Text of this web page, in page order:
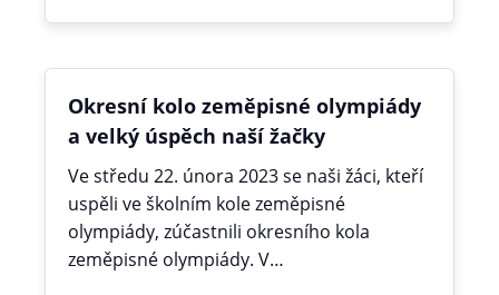
Okresní kolo zeměpisné olympiády
a velký úspěch naší žačky
Ve středu 22. února 2023 se naši žáci, kteří
uspěli ve školním kole zeměpisné
olympiády, zúčastnili okresního kola
zeměpisné olympiády. V…